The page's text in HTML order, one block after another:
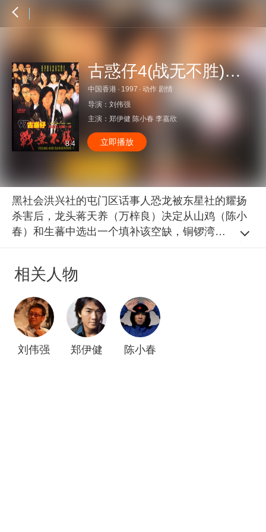
8.4
古惑仔4(战无不胜)国语特辑
中国香港 · 1997 · 动作 剧情
导演： 刘伟强
主演： 郑伊健 陈小春 李嘉欣
立即播放
黑社会洪兴社的屯门区话事人恐龙被东星社的耀扬
杀害后，龙头蒋天养（万梓良）决定从山鸡（陈小
春）和生蕃中选出一个填补该空缺，铜锣湾的话事
结耀扬设下诡计，令山鸡好友大天二死于非命。另
感黑社会，但在结识浩南后，对黑社会的以往印象
有所改变，更在短短时间内对浩南产生倾慕之情，
两人发生一夜情。然而因为生活于两个完全不同的
世界，加上浩南始终无法对前女友（黎姿）忘情，
相关人物
刘伟强 郑伊健 陈小春